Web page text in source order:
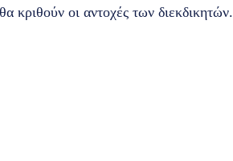
κριθούν οι αντοχές των διεκδικητών.